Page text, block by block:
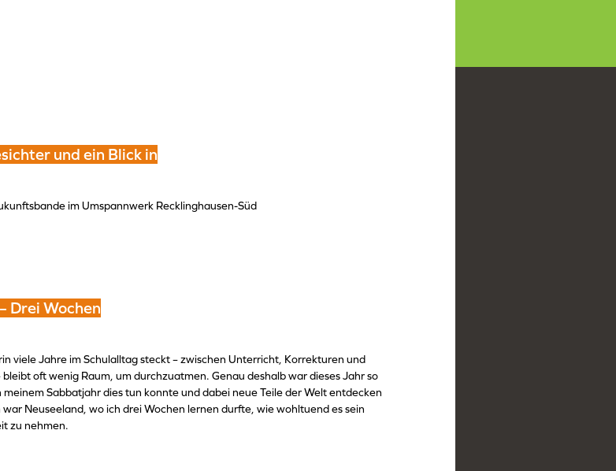
und ein Blick in
im Umspannwerk Recklinghausen-Süd
Drei Wochen
viele Jahre im Schulalltag steckt – zwischen Unterricht, Korrekturen und
bleibt oft wenig Raum, um durchzuatmen. Genau deshalb war dieses Jahr so
meinem Sabbatjahr dies tun konnte und dabei neue Teile der Welt entdecken
war Neuseeland, wo ich drei Wochen lernen durfte, wie wohltuend es sein
zu nehmen.